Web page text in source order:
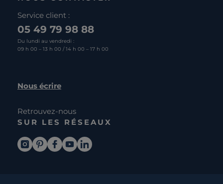
Service client :
05 49 79 98 88
Du lundi au vendredi :
09 h 00 – 13 h 00 / 14 h 00 – 17 h 00
Nous écrire
Retrouvez-nous
SUR LES RÉSEAUX